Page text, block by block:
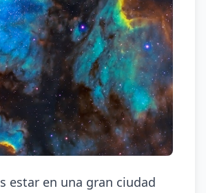
estar en una gran ciudad